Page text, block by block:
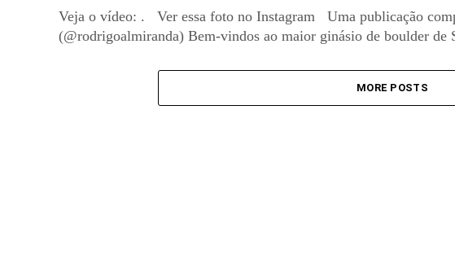
Veja o vídeo: . Ver essa foto no Instagram Uma publicação
(@rodrigoalmiranda) Bem-vindos ao maior ginásio de boulder de
MORE POSTS